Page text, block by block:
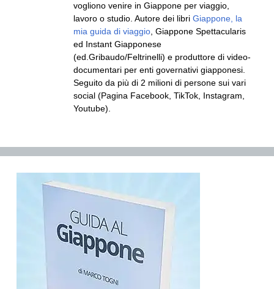
vogliono venire in Giappone per viaggio,
lavoro o studio. Autore dei libri Giappone, la
mia guida di viaggio , Giappone Spettacularis
ed Instant Giapponese
(ed.Gribaudo/Feltrinelli) e produttore di video-
documentari per enti governativi giapponesi.
Seguito da più di 2 milioni di persone sui vari
social (Pagina Facebook, TikTok, Instagram,
Youtube).